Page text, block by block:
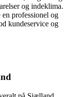
og indeklima.
professionel og
kundeservice og